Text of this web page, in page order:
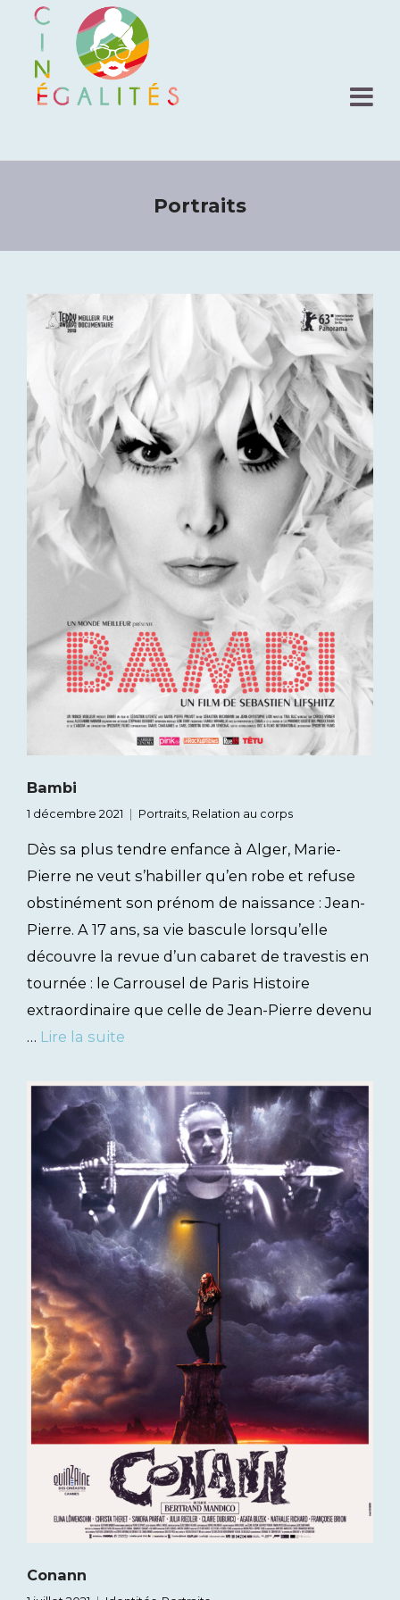
Portraits
Bambi
1 décembre 2021 Portraits, Relation au corps
Dès sa plus tendre enfance à Alger, Marie-
Pierre ne veut s’habiller qu’en robe et refuse
obstinément son prénom de naissance : Jean-
Pierre. A 17 ans, sa vie bascule lorsqu’elle
découvre la revue d’un cabaret de travestis en
tournée : le Carrousel de Paris Histoire
extraordinaire que celle de Jean-Pierre devenu
… Lire la suite
Conann